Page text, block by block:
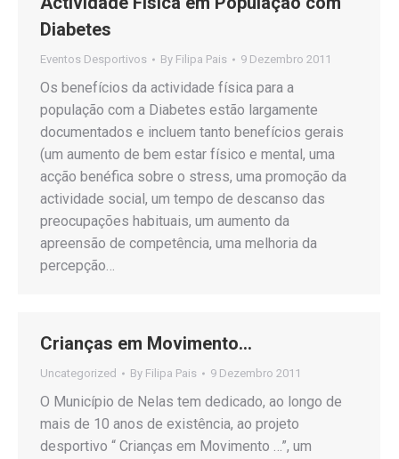
Diabetes
Eventos Desportivos By Filipa Pais 9 Dezembro 2011
Os benefícios da actividade física para a
população com a Diabetes estão largamente
documentados e incluem tanto benefícios gerais
(um aumento de bem estar físico e mental, uma
acção benéfica sobre o stress, uma promoção da
actividade social, um tempo de descanso das
preocupações habituais, um aumento da
apreensão de competência, uma melhoria da
percepção…
Crianças em Movimento…
Uncategorized By Filipa Pais 9 Dezembro 2011
O Município de Nelas tem dedicado, ao longo de
mais de 10 anos de existência, ao projeto
desportivo “ Crianças em Movimento …”, um